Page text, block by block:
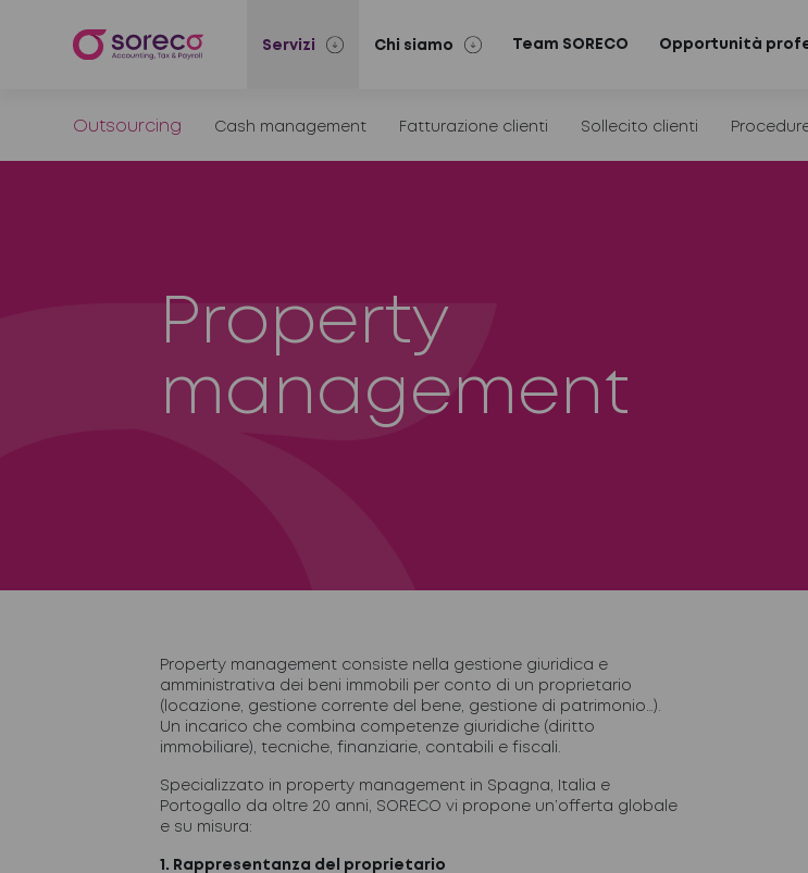
Servizi Chi siamo Team SORECO Opportunità
Outsourcing Cash management Fatturazione clienti Sollecito clienti
Property
management
Property management consiste nella gestione giuridica e
amministrativa dei beni immobili per conto di un proprietario
(locazione, gestione corrente del bene, gestione di patrimonio…).
Un incarico che combina competenze giuridiche (diritto
immobiliare), tecniche, finanziarie, contabili e fiscali.
Specializzato in property management in Spagna, Italia e
Portogallo da oltre 20 anni, SORECO vi propone un’offerta globale
e su misura:
1. Rappresentanza del proprietario